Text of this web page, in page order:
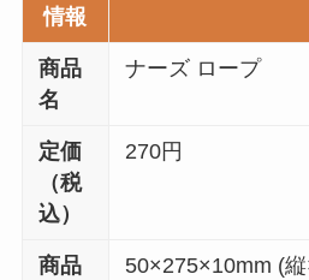
情報
商品
名
ナーズ ロープ
定価
（税
込）
270円
商品
50×275×10mm (